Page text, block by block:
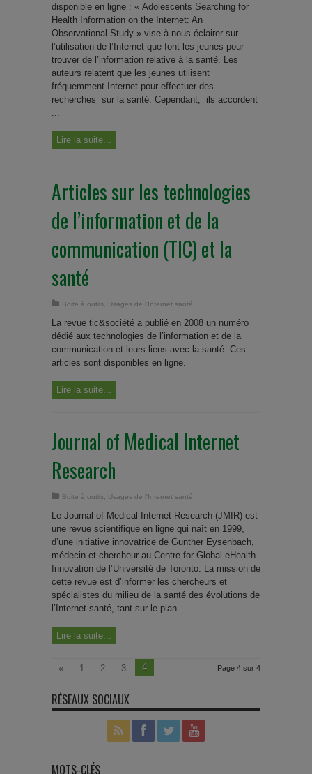
disponible en ligne : « Adolescents Searching for
Health Information on the Internet: An
Observational Study » vise à nous éclairer sur
l’utilisation de l’Internet que font les jeunes pour
trouver de l’information relative à la santé. Les
auteurs relatent que les jeunes utilisent
fréquemment Internet pour effectuer des
recherches sur la santé. Cependant, ils accordent
Lire la suite...
Articles sur les technologies
de l’information et de la
communication (TIC) et la
santé
Boite à outils Usages de l'Internet santé
La revue tic&société a publié en 2008 un numéro
dédié aux technologies de l’information et de la
communication et leurs liens avec la santé. Ces
articles sont disponibles en ligne.
Lire la suite...
Journal of Medical Internet
Research
Boite à outils Usages de l'Internet santé
Le Journal of Medical Internet Research (JMIR) est
une revue scientifique en ligne qui naît en 1999,
d’une initiative innovatrice de Gunther Eysenbach,
médecin et chercheur au Centre for Global eHealth
Innovation de l’Université de Toronto. La mission de
cette revue est d’informer les chercheurs et
spécialistes du milieu de la santé des évolutions de
l’Internet santé, tant sur le plan ...
Lire la suite...
Page 4 sur 4
« 1 2 3 4
RÉSEAUX SOCIAUX
MOTS-CLÉS